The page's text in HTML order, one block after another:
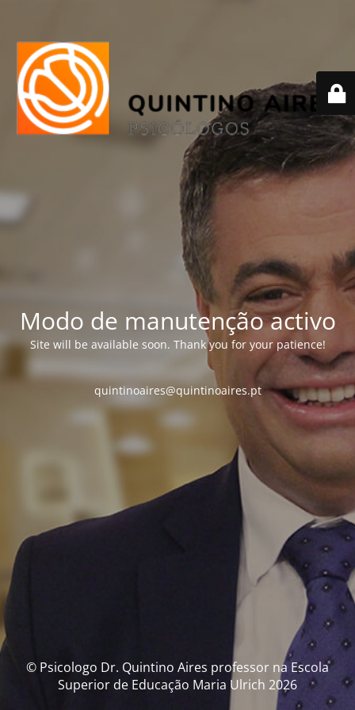
Modo de manutenção activo
Site will be available soon. Thank you for your patience!
quintinoaires@quintinoaires.pt
© Psicologo Dr. Quintino Aires professor na Escola
Superior de Educação Maria Ulrich 2026